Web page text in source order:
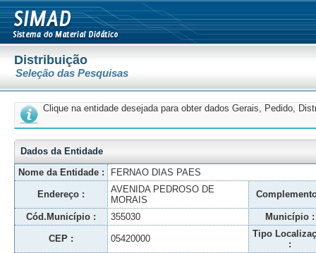
Distribuição
Seleção das Pesquisas
Clique na entidade desejada para obter dados Gerais, Pedido,
Dados da Entidade
Nome da Entidade :
FERNAO DIAS PAES
Endereço :
AVENIDA PEDROSO DE
MORAIS
Cód.Município : 355030 Município :
CEP : 05420000
Tipo
: